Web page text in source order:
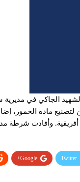
الجاكي في مديرية
Twitter
Google+